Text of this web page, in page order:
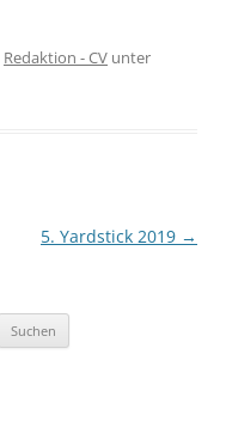
Redaktion - CV unter
5. Yardstick 2019 →